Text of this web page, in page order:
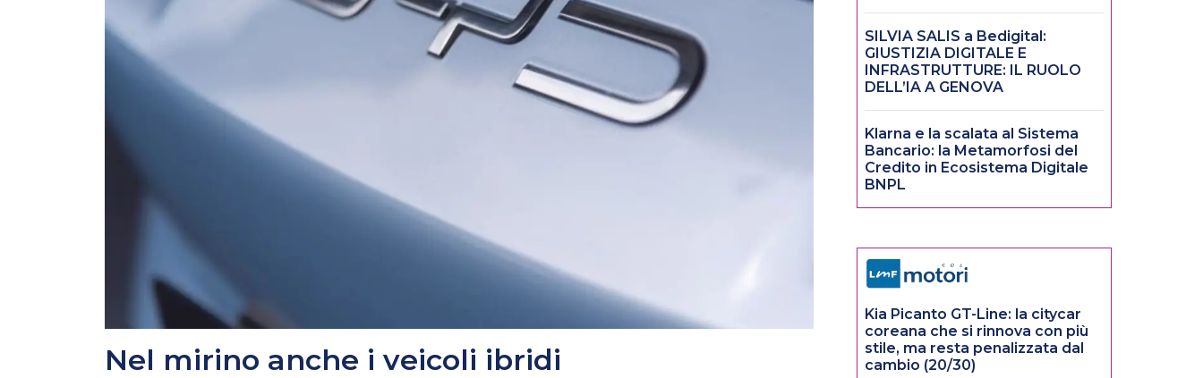
Nel mirino anche i veicoli ibridi
SILVIA SALIS a Bedigital:
GIUSTIZIA DIGITALE E
INFRASTRUTTURE: IL RUOLO
DELL’IA A GENOVA
Klarna e la scalata al Sistema
Bancario: la Metamorfosi del
Credito in Ecosistema Digitale
BNPL
Kia Picanto GT-Line: la citycar
coreana che si rinnova con più
stile, ma resta penalizzata dal
cambio (20/30)